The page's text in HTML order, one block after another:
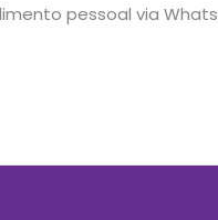
pessoal via